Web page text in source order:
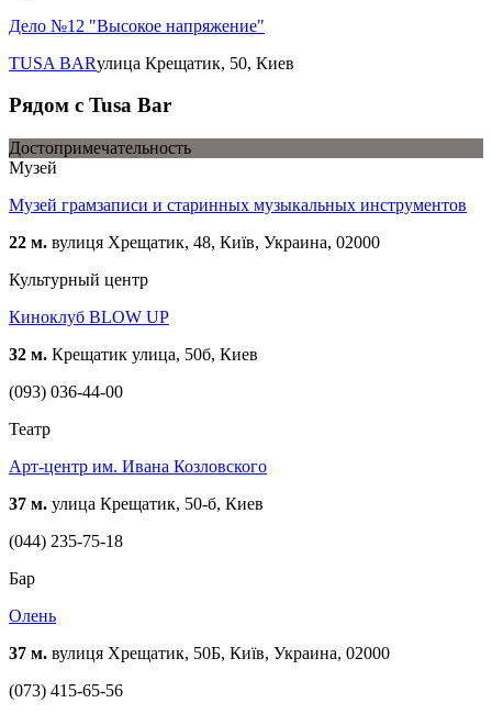
Дело №12 "Высокое напряжение"
TUSA BARулица Крещатик, 50, Киев
Рядом с Tusa Bar
Достопримечательность
Музей
Музей грамзаписи и старинных музыкальных инструментов
22 м. вулиця Хрещатик, 48, Київ, Украина, 02000
Культурный центр
Киноклуб BLOW UP
32 м. Крещатик улица, 50б, Киев
(093) 036-44-00
Театр
Арт-центр им. Ивана Козловского
37 м. улица Крещатик, 50-б, Киев
(044) 235-75-18
Бар
Олень
37 м. вулиця Хрещатик, 50Б, Київ, Украина, 02000
(073) 415-65-56